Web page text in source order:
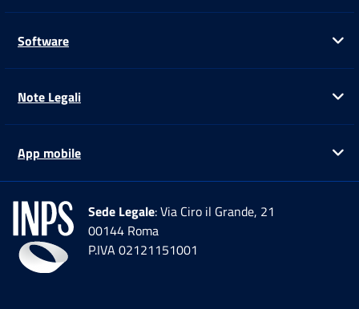
Software
Note Legali
App mobile
Sede Legale: Via Ciro il Grande, 21
00144 Roma
P.IVA 02121151001